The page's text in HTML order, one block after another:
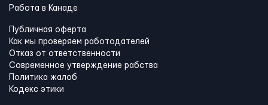
Работа в Канадe
Публичная оферта
Как мы проверяем работодателей
Отказ от ответственности
Современное утверждение рабства
Политика жалоб
Кодекс этики